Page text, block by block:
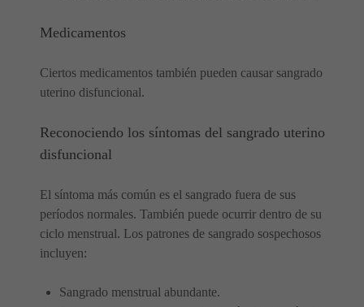
Medicamentos
Ciertos medicamentos también pueden causar sangrado
uterino disfuncional.
Reconociendo los síntomas del sangrado uterino
disfuncional
El síntoma más común es el sangrado fuera de sus
períodos normales. También puede ocurrir dentro de su
ciclo menstrual. Los patrones de sangrado sospechosos
incluyen:
Sangrado menstrual abundante.